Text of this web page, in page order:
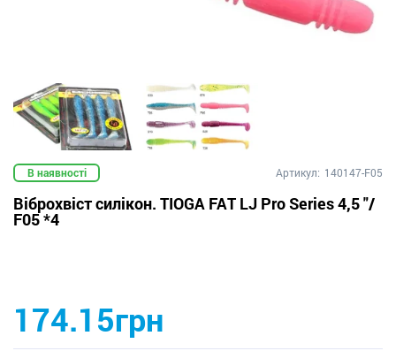
В наявності Артикул: 140147-F05
Віброхвіст силікон. TIOGA FAT LJ Pro Series 4,5 "/
F05 *4
174.15грн